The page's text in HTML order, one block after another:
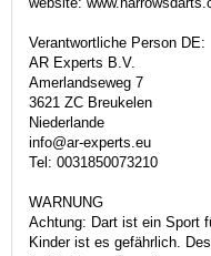
Verantwortliche Person DE:
AR Experts B.V.
Amerlandseweg 7
3621 ZC Breukelen
Niederlande
info@ar-experts.eu
Tel: 0031850073210
WARNUNG
Achtung: Dart ist ein Sport
Kinder ist es gefährlich.